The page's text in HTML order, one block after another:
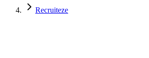
Recruiteze